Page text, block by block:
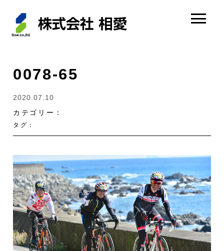
0078-65
2020.07.10
カテゴリー：
タグ：